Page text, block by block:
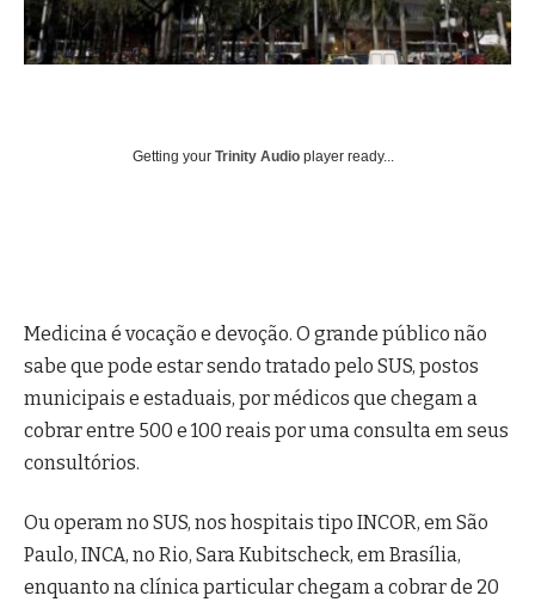
Getting your Trinity Audio player ready...
Medicina é vocação e devoção. O grande público não
sabe que pode estar sendo tratado pelo SUS, postos
municipais e estaduais, por médicos que chegam a
cobrar entre 500 e 100 reais por uma consulta em seus
consultórios.
Ou operam no SUS, nos hospitais tipo INCOR, em São
Paulo, INCA, no Rio, Sara Kubitscheck, em Brasília,
enquanto na clínica particular chegam a cobrar de 20